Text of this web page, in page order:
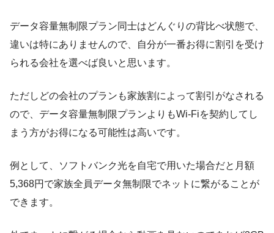
データ容量無制限プラン同士はどんぐりの背比べ状態で、
違いは特にありませんので、自分が一番お得に割引を受け
られる会社を選べば良いと思います。
ただしどの会社のプランも家族割によって割引がなされる
ので、データ容量無制限プランよりもWi-Fiを契約してし
まう方がお得になる可能性は高いです。
例として、
ソフトバンク光を自宅で用いた場合だと月額
5,368円で家族全員データ無制限でネットに繋がる ことが
できます。